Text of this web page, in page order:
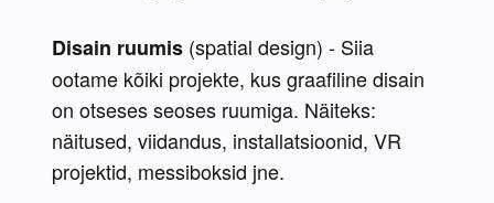
Disain ruumis (spatial design) - Siia
ootame kõiki projekte, kus graafiline disain
on otseses seoses ruumiga. Näiteks:
näitused, viidandus, installatsioonid, VR
projektid, messiboksid jne.